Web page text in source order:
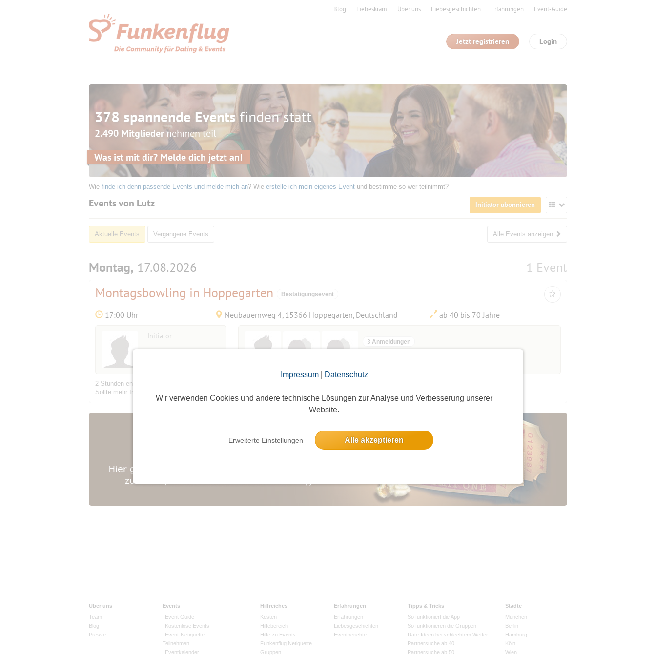
Impressum| Datenschutz
Wir verwenden Cookies und andere technische Lösungen zur Analyse und Verbesserung unserer
Website.
Erweiterte Einstellungen Alle akzeptieren
Blog Liebeskram Über uns Liebesgeschichten Erfahrungen Event-Guide
Login
Jetzt registrieren
378 spannende Eventsfinden statt
2.490 Mitgliedernehmen teil
Was ist mit dir? Melde dich jetzt an!
Wie finde ich denn passende Events und melde mich an? Wie erstelle ich mein eigenes Event und bestimme so wer teilnimmt?
Events von Lutz Initiator abonnieren
Aktuelle Events Vergangene Events Alle Events anzeigen
Montag, 17.08.2026
1 Event
Montagsbowling in Hoppegarten
Bestätigungsevent
17:00 Uhr Neubauernweg 4, 15366 Hoppegarten, Deutschland ab 40 bis 70 Jahre
Initiator
Lutz (65)
3 Anmeldungen
2 Stunden entspanntes bowlen auf einer Bahn in geselliger Runde (Max. 4 Spieler pro Bahn)
Sollte mehr Interesse bestehen, besteht die Möglichkeit eine zweite Bahn zu bestellen.
Über uns
Team
Blog
Presse
Events
Event Guide
Kostenlose Events
Event-Netiquette
Teilnehmen
Eventkalender
Hilfreiches
Kosten
Hilfebereich
Hilfe zu Events
Funkenflug Netiquette
Gruppen
Erfahrungen
Erfahrungen
Liebesgeschichten
Eventberichte
Tipps & Tricks
So funktioniert die App
So funktionieren die Gruppen
Date-Ideen bei schlechtem Wetter
Partnersuche ab 40
Partnersuche ab 50
Städte
München
Berlin
Hamburg
Köln
Wien